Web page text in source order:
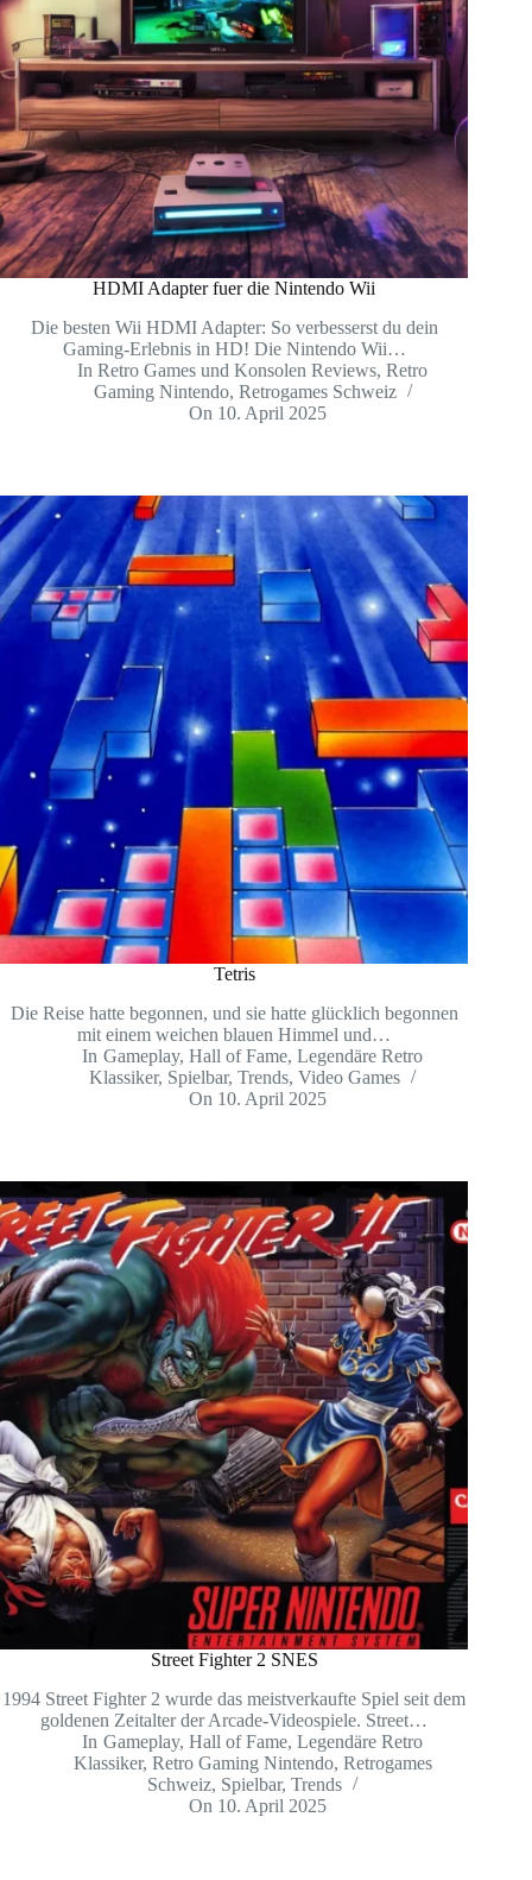
HDMI Adapter fuer die Nintendo Wii
Die besten Wii HDMI Adapter: So verbesserst du dein
Gaming-Erlebnis in HD! Die Nintendo Wii…
In Retro Games und Konsolen Reviews,Retro
Gaming Nintendo, Retrogames Schweiz
On 10. April 2025
Tetris
Die Reise hatte begonnen, und sie hatte glücklich begonnen
mit einem weichen blauen Himmel und…
In Gameplay, Hall of Fame, Legendäre Retro
Klassiker, Spielbar,Trends,Video Games
On 10. April 2025
Street Fighter 2 SNES
1994 Street Fighter 2 wurde das meistverkaufte Spiel seit dem
goldenen Zeitalter der Arcade-Videospiele. Street…
In Gameplay, Hall of Fame, Legendäre Retro
Klassiker, Retro Gaming Nintendo, Retrogames
Schweiz, Spielbar,Trends
On 10. April 2025